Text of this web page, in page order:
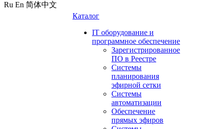
Ru En 简体中文
Каталог
IT оборудование и
программное обеспечение
Зарегистрированное
ПО в Реестре
Системы
планирования
эфирной сетки
Системы
автоматизации
Обеспечение
прямых эфиров